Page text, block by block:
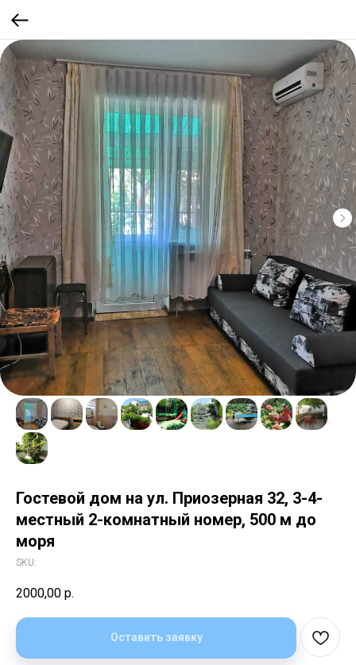
Гостевой дом на ул. Приозерная 32, 3-4-
местный 2-комнатный номер, 500 м до
моря
SKU:
2000,00 р.
Оставить заявку